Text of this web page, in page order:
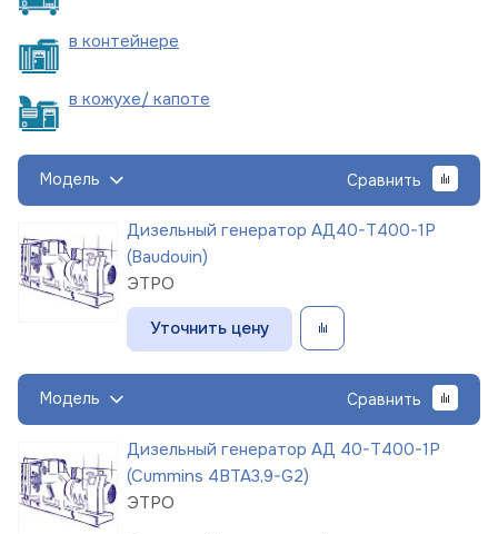
в контейнере
в кожухе/ капоте
Модель Сравнить
Дизельный генератор АД40-Т400-1Р
(Baudouin)
ЭТРО
Уточнить цену
Модель Сравнить
Дизельный генератор АД 40-Т400-1Р
(Cummins 4BTA3,9-G2)
ЭТРО